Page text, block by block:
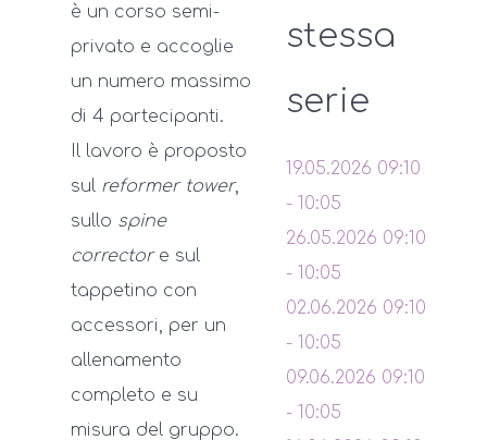
è un corso semi-
privato e accoglie
un numero massimo
di 4 partecipanti.
Il lavoro è proposto
sul reformer tower,
sullo spine
correctore sul
tappetino con
accessori, per un
allenamento
completo e su
misura del gruppo.
stessa
serie
19.05.2026 09:10
- 10:05
26.05.2026 09:10
- 10:05
02.06.2026 09:10
- 10:05
09.06.2026 09:10
- 10:05